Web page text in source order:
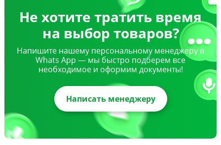
Не хотите тратить время
на выбор товаров?
Напишите нашему персональному менеджеру в
Whats App — мы быстро подберем все
необходимое и оформим документы!
Написать менеджеру